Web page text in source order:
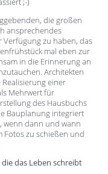
die großen
ansprechendes
zu haben, das
mal eben zur
in die Erinnerung an
Architekten
einer
Mehrwert für
des Hausbuchs
Bauplanung integriert
wenn dann und wann
Fotos zu schießen und
das Leben schreibt